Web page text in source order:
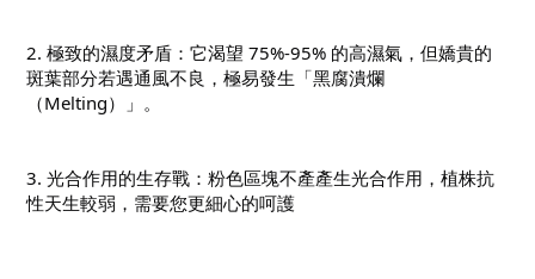
2. 極致的濕度矛盾：它渴望 75%-95% 的高濕氣，但嬌貴的
斑葉部分若遇通風不良，極易發生「黑腐潰爛
（Melting）」。
3. 光合作用的生存戰：粉色區塊不產產生光合作用，植株抗
性天生較弱，需要您更細心的呵護